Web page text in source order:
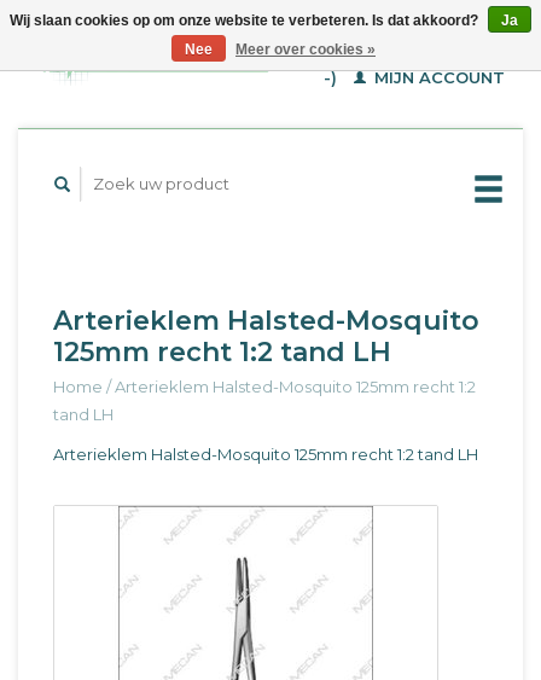
WINKELWAGEN (€--,-
-)
MIJN ACCOUNT
Arterieklem Halsted-Mosquito
125mm recht 1:2 tand LH
Home /Arterieklem Halsted-Mosquito 125mm recht 1:2
tand LH
Arterieklem Halsted-Mosquito 125mm recht 1:2 tand LH
Wij slaan cookies op om onze website te verbeteren. Is dat akkoord?
Ja
Nee
Meer over cookies »